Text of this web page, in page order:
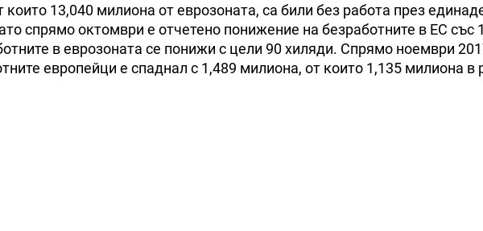
13,040 милиона от еврозоната, са били без работа през
спрямо октомври е отчетено понижение на безработните в ЕС със
в еврозоната се понижи с цели 90 хиляди. Спрямо ноември
европейци е спаднал с 1,489 милиона, от които 1,135 милиона в